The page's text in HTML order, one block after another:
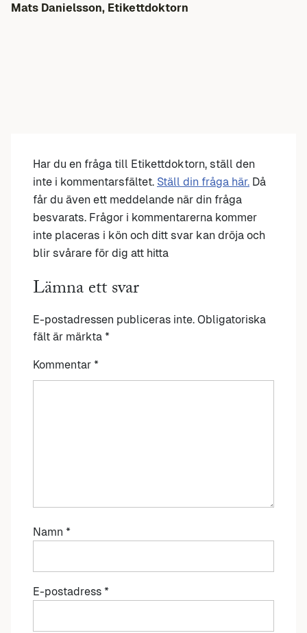
Mats Danielsson, Etikettdoktorn
Har du en fråga till Etikettdoktorn, ställ den
inte i kommentarsfältet. Ställ din fråga här. Då
får du även ett meddelande när din fråga
besvarats. Frågor i kommentarerna kommer
inte placeras i kön och ditt svar kan dröja och
blir svårare för dig att hitta
Lämna ett svar
E-postadressen publiceras inte. Obligatoriska
fält är märkta *
Kommentar *
Namn *
E-postadress *